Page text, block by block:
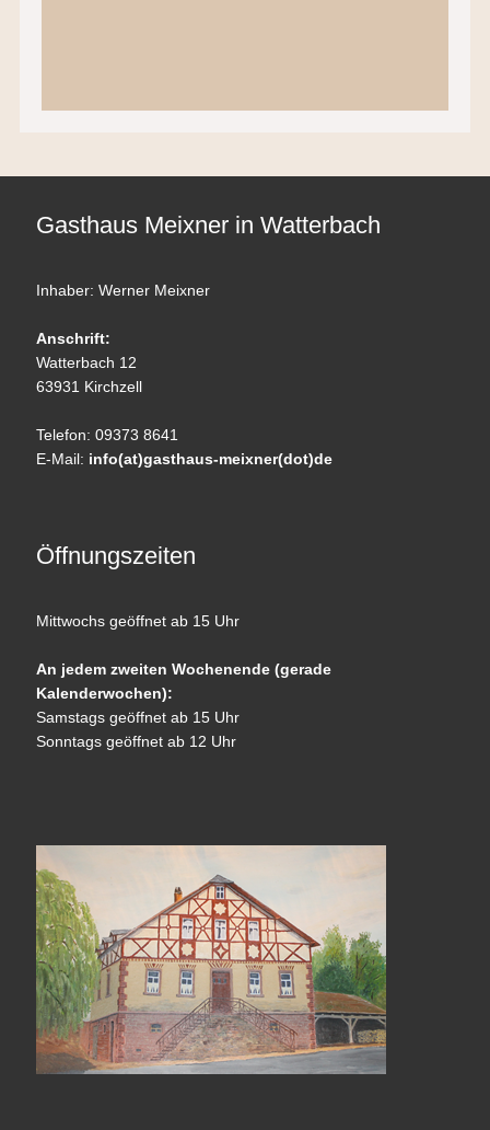
Gasthaus Meixner in Watterbach
Inhaber: Werner Meixner
Anschrift:
Watterbach 12
63931 Kirchzell
Telefon: 09373 8641
E-Mail: info(at)gasthaus-meixner(dot)de
Öffnungszeiten
Mittwochs geöffnet ab 15 Uhr
An jedem zweiten Wochenende (gerade
Kalenderwochen):
Samstags geöffnet ab 15 Uhr
Sonntags geöffnet ab 12 Uhr